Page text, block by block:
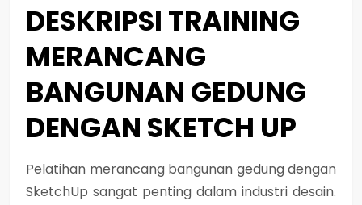
DESKRIPSI TRAINING
MERANCANG
BANGUNAN GEDUNG
DENGAN SKETCH UP
Pelatihan merancang bangunan gedung dengan
SketchUp sangat penting dalam industri desain.